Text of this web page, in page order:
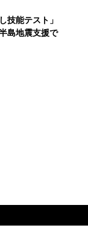
技能テスト」
島地震支援で